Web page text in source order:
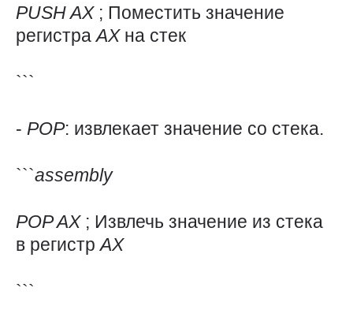
PUSHAX ; Поместить значение
регистраAX на стек
```
- POP: извлекает значение со стека.
```assembly
POPAX ; Извлечь значение из стека
в регистрAX
```